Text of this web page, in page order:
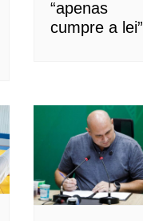
“apenas
cumpre a lei”